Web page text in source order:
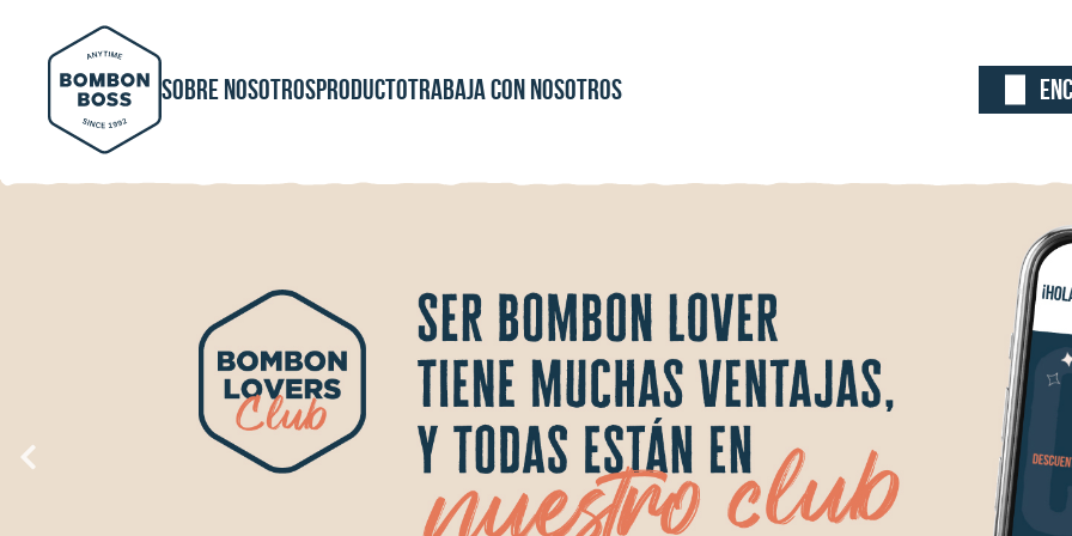
Sobre nosotrosProductoTrabaja con Nosotros